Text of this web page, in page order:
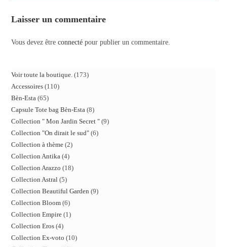
Laisser un commentaire
Vous devez êtreconnecté pour publier un commentaire.
Voir toute la boutique. 173
Accessoires 110
Bèn-Esta 65
Capsule Tote bag Bèn-Esta 8
Collection " Mon Jardin Secret " 9
Collection "On dirait le sud" 6
Collection à thème 2
Collection Antika 4
Collection Arazzo 18
Collection Astral 5
Collection Beautiful Garden 9
Collection Bloom 6
Collection Empire 1
Collection Eros 4
Collection Ex-voto 10